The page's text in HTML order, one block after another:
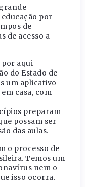
por
de
de acesso a
por aqui
do Estado de
um aplicativo
casa, com
preparam
possam ser
das aulas.
o processo de
Temos um
nem o
isso ocorra.